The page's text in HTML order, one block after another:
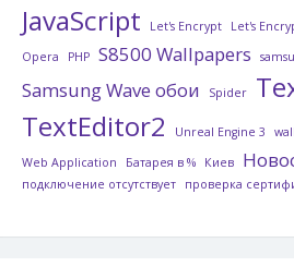
JavaScript Let's Encrypt Let's
Opera
PHP S8500 Wallpapers
Samsung Wave обои Spider
TextEditor2 Unreal Engine 3
Web Application
Батарея в % Киев
подключение отсутствует
проверка